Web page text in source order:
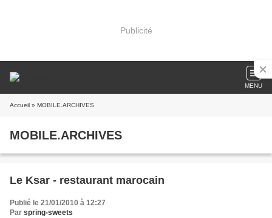
Publicité
MENU
Accueil » MOBILE.ARCHIVES
MOBILE.ARCHIVES
Le Ksar - restaurant marocain
Publié le 21/01/2010 à 12:27
Par spring-sweets